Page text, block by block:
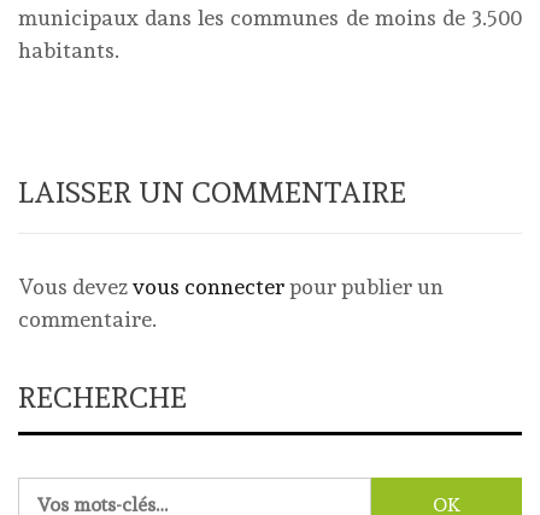
municipaux dans les communes de moins de 3.500
habitants.
LAISSER UN COMMENTAIRE
Vous devezvous connecterpour publier un
commentaire.
RECHERCHE